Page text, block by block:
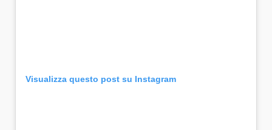
Visualizza questo post su Instagram